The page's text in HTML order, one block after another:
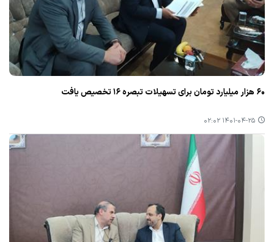
۶۰ هزار میلیارد تومان برای تسهیلات تبصره ۱۶ تخصیص یافت
۱۴۰۱-۰۴-۲۵ ۰۲:۰۲